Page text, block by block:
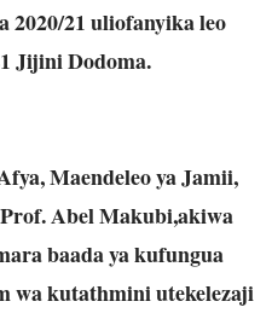
2020/21 uliofanyika leo
Jijini Dodoma.
Maendeleo ya Jamii,
Abel Makubi,akiwa
baada ya kufungua
wa kutathmini utekelezaji